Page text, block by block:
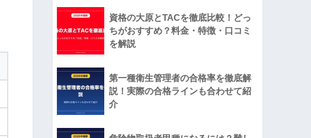
資格の大原とTACを徹底比較！どっ
ちがおすすめ？料金・特徴・口コミ
を解説
第一種衛生管理者の合格率を徹底解
説！実際の合格ラインも合わせて紹
介